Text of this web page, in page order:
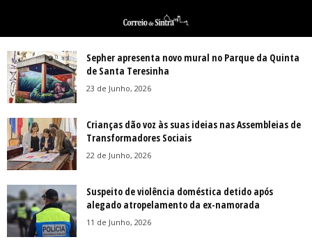
Sepher apresenta novo mural no Parque da Quinta
de Santa Teresinha
23 de Junho, 2026
Crianças dão voz às suas ideias nas Assembleias de
Transformadores Sociais
22 de Junho, 2026
Suspeito de violência doméstica detido após
alegado atropelamento da ex-namorada
11 de Junho, 2026